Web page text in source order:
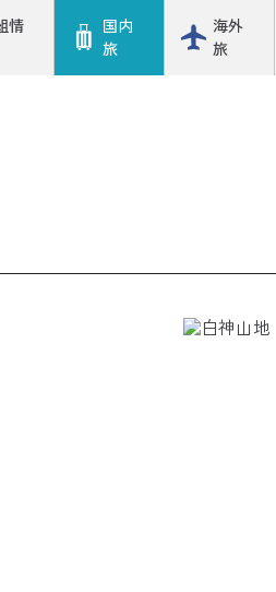
情
国内
旅
海外
旅